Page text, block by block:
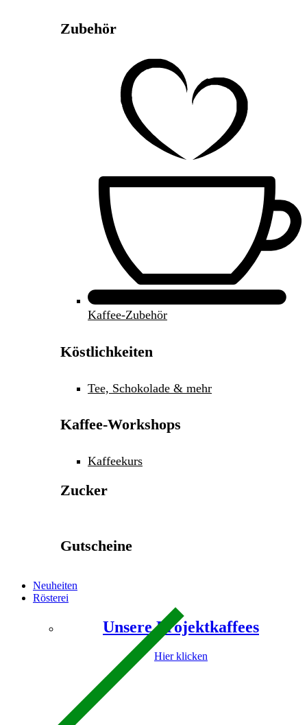
Zubehör
Kaffee-Zubehör
Köstlichkeiten
Tee, Schokolade & mehr
Kaffee-Workshops
Kaffeekurs
Zucker
Gutscheine
Neuheiten
Rösterei
Unsere Projektkaffees
Hier klicken